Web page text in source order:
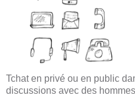
Tchat en privé ou en public
discussions avec des